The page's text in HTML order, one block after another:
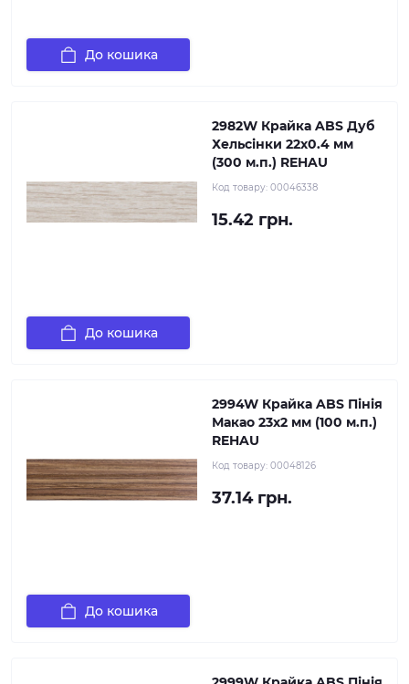
До кошика
2982W Крайка ABS Дуб
Хельсінки 22х0.4 мм
(300 м.п.) REHAU
Код товару: 00046338
15.42 грн.
До кошика
2994W Крайка ABS Пінія
Макао 23х2 мм (100 м.п.)
REHAU
Код товару: 00048126
37.14 грн.
До кошика